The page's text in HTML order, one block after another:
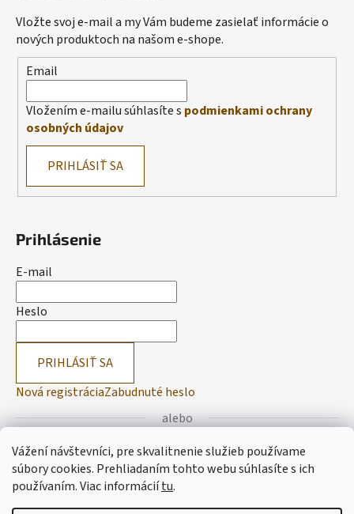
Vážení návštevníci, pre skvalitnenie služieb používame
súbory cookies. Prehliadaním tohto webu súhlasíte s ich
používaním.Viac informáciítu.
Vložte svoj e-mail a my Vám budeme zasielať informácie o
nových produktoch na našom e-shope.
Email
Vložením e-mailu súhlasíte s podmienkami ochrany
osobných údajov
PRIHLÁSIŤ SA
Prihlásenie
E-mail
Heslo
PRIHLÁSIŤ SA
Nová registráciaZabudnuté heslo
alebo
Prihlásiť sa cez Facebook
Prihlásiť sa cez Google